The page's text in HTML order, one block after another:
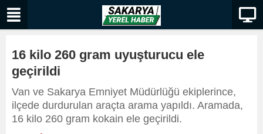
16 kilo 260 gram uyuşturucu ele
geçirildi
Van ve Sakarya Emniyet Müdürlüğü ekiplerince,
ilçede durdurulan araçta arama yapıldı. Aramada,
16 kilo 260 gram kokain ele geçirildi.